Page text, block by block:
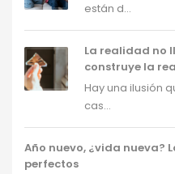
están d...
La realidad no
construye la
Hay una ilusión
cas...
Año nuevo, ¿vida nueva?
perfectos